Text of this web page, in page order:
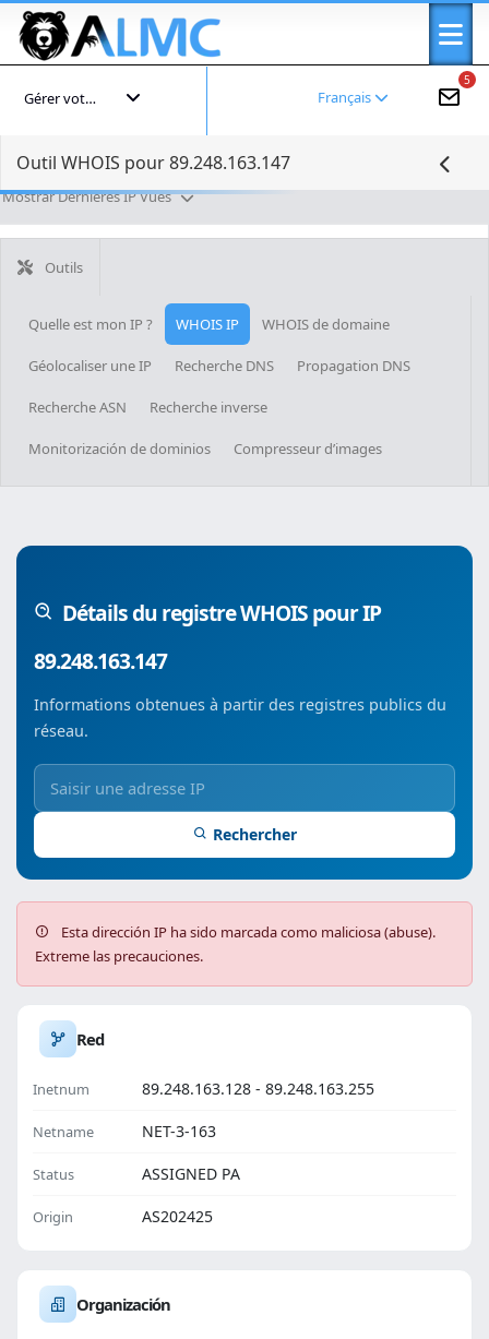
5
Français
Gérer votre compte
Outil WHOIS pour 89.248.163.147
Mostrar Dernières IP Vues
Outils
Quelle est mon IP ? WHOIS IP WHOIS de domaine
Géolocaliser une IP Recherche DNS Propagation DNS
Recherche ASN Recherche inverse
Monitorización de dominios Compresseur d’images
Détails du registre WHOIS pour IP
89.248.163.147
Informations obtenues à partir des registres publics du
réseau.
Rechercher
Esta dirección IP ha sido marcada como maliciosa (abuse).
Extreme las precauciones.
Red
Inetnum 89.248.163.128 - 89.248.163.255
Netname NET-3-163
Status ASSIGNED PA
Origin AS202425
Organización